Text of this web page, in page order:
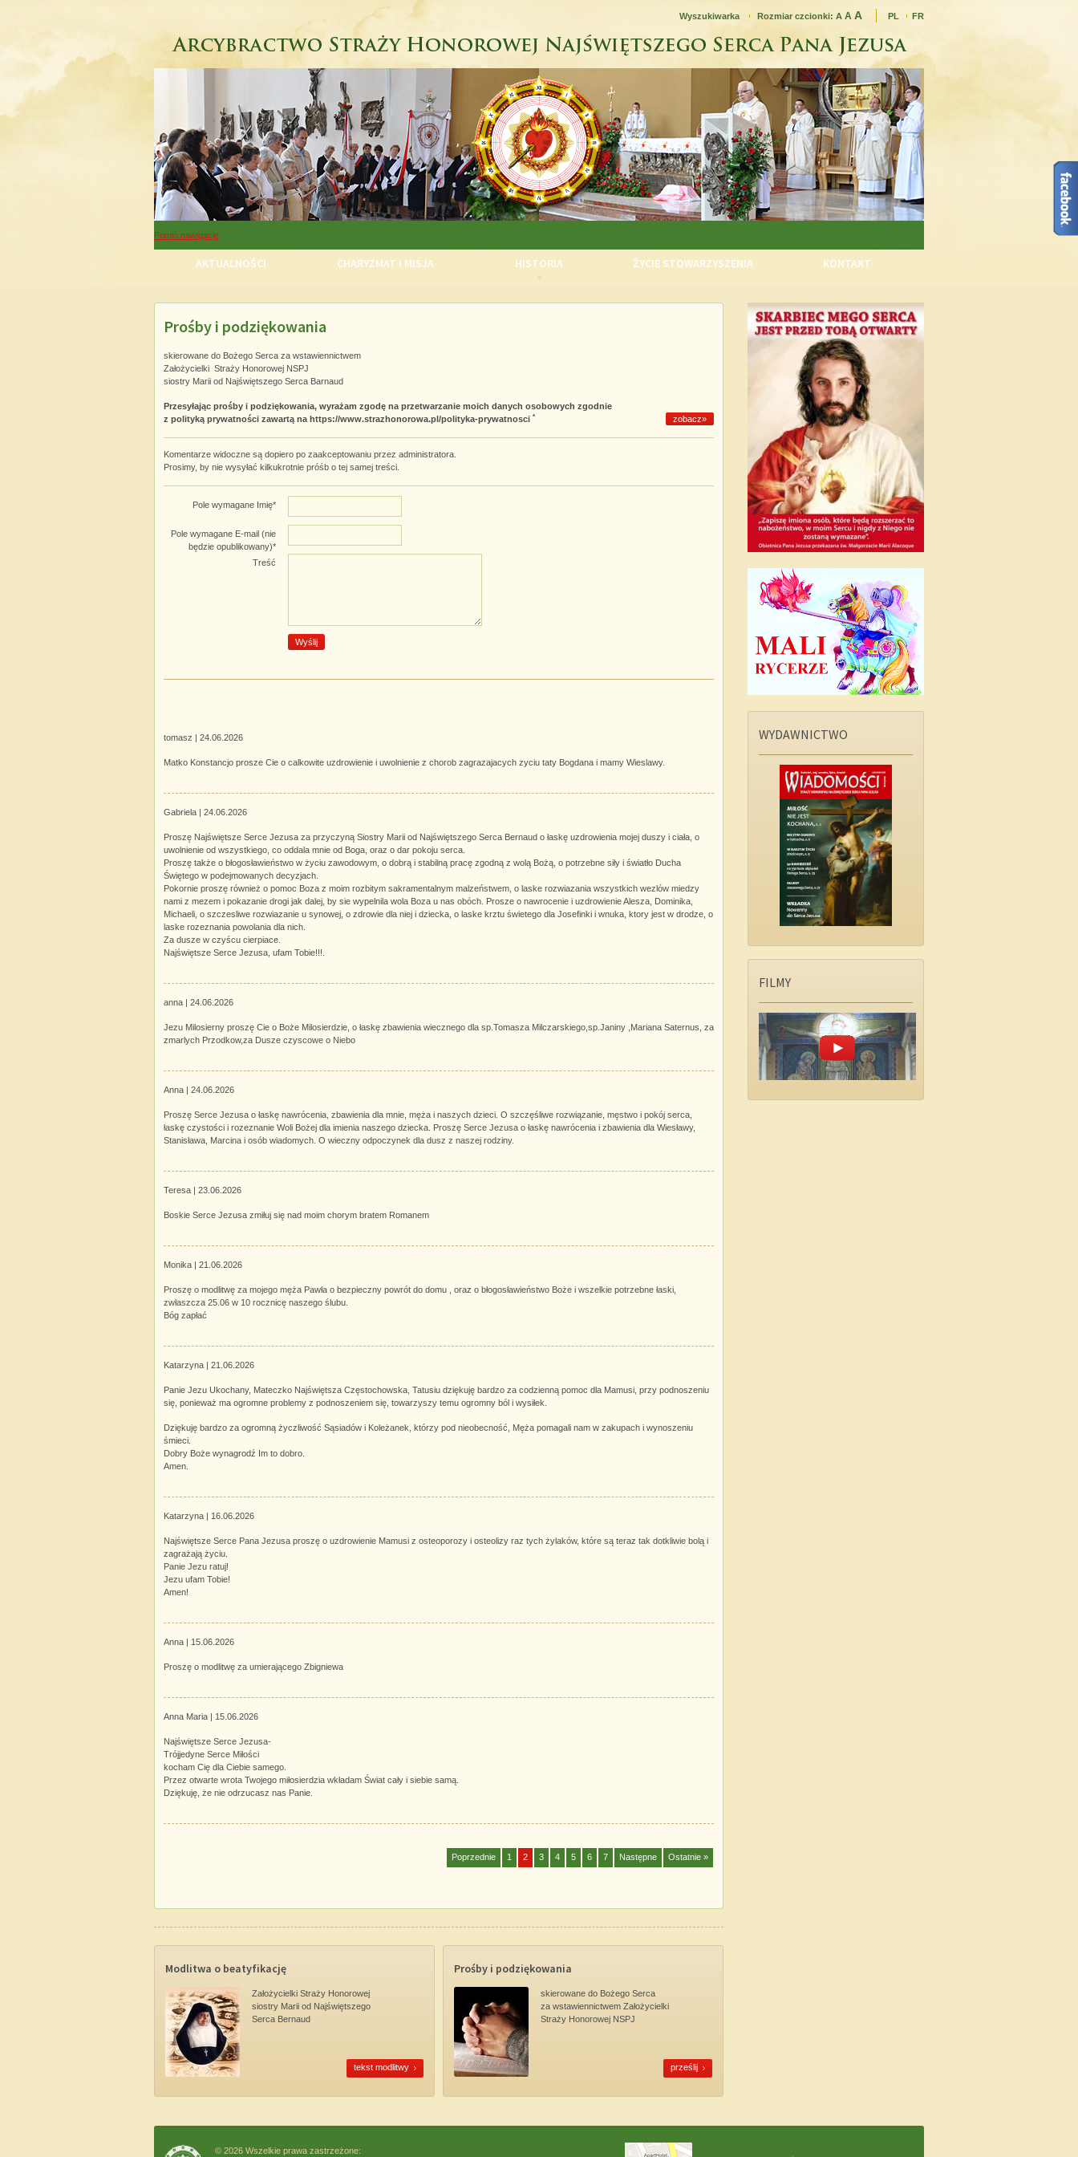
Wyszukiwarka Rozmiar czcionki: A A A PL FR
Pomiń nawigacje
AKTUALNOŚCI CHARYZMAT I MISJA HISTORIA ŻYCIE STOWARZYSZENIA KONTAKT
Pomiń nawigacje
Prośby i podziękowania
skierowane do Bożego Serca za wstawiennictwem
Założycielki Straży Honorowej NSPJ
siostry Marii od Najświętszego Serca Barnaud
Przesyłając prośby i podziękowania, wyrażam zgodę na przetwarzanie moich danych osobowych zgodnie
z polityką prywatności zawartą na https://www.strazhonorowa.pl/polityka-prywatnosci * zobacz»
Komentarze widoczne są dopiero po zaakceptowaniu przez administratora.
Prosimy, by nie wysyłać kilkukrotnie próśb o tej samej treści.
Pole wymagane Imię*
Pole wymagane E-mail (nie
będzie opublikowany)*
Treść
tomasz | 24.06.2026
Matko Konstancjo prosze Cie o calkowite uzdrowienie i uwolnienie z chorob zagrazajacych zyciu taty Bogdana i mamy Wieslawy.
Gabriela | 24.06.2026
Proszę Najświętsze Serce Jezusa za przyczyną Siostry Marii od Najświętszego Serca Bernaud o łaskę uzdrowienia mojej duszy i ciała, o
uwolnienie od wszystkiego, co oddala mnie od Boga, oraz o dar pokoju serca.
Proszę także o błogosławieństwo w życiu zawodowym, o dobrą i stabilną pracę zgodną z wolą Bożą, o potrzebne siły i światło Ducha
Świętego w podejmowanych decyzjach.
Pokornie proszę również o pomoc Boza z moim rozbitym sakramentalnym malzeństwem, o laske rozwiazania wszystkich wezlów miedzy
nami z mezem i pokazanie drogi jak dalej, by sie wypelnila wola Boza u nas obóch. Prosze o nawrocenie i uzdrowienie Alesza, Dominika,
Michaeli, o szczesliwe rozwiazanie u synowej, o zdrowie dla niej i dziecka, o laske krztu świetego dla Josefinki i wnuka, ktory jest w drodze, o
laske rozeznania powolania dla nich.
Za dusze w czyścu cierpiace.
Najświętsze Serce Jezusa, ufam Tobie!!!.
anna | 24.06.2026
Jezu Milosierny proszę Cie o Boże Milosierdzie, o łaskę zbawienia wiecznego dla sp.Tomasza Milczarskiego,sp.Janiny ,Mariana Saternus, za
zmarlych Przodkow,za Dusze czyscowe o Niebo
Anna | 24.06.2026
Proszę Serce Jezusa o łaskę nawrócenia, zbawienia dla mnie, męża i naszych dzieci. O szczęśliwe rozwiązanie, męstwo i pokój serca,
łaskę czystości i rozeznanie Woli Bożej dla imienia naszego dziecka. Proszę Serce Jezusa o łaskę nawrócenia i zbawienia dla Wiesławy,
Stanisława, Marcina i osób wiadomych. O wieczny odpoczynek dla dusz z naszej rodziny.
Teresa | 23.06.2026
Boskie Serce Jezusa zmiłuj się nad moim chorym bratem Romanem
Monika | 21.06.2026
Proszę o modlitwę za mojego męża Pawła o bezpieczny powrót do domu , oraz o błogosławieństwo Boże i wszelkie potrzebne łaski,
zwłaszcza 25.06 w 10 rocznicę naszego ślubu.
Bóg zapłać
Katarzyna | 21.06.2026
Panie Jezu Ukochany, Mateczko Najświętsza Częstochowska, Tatusiu dziękuję bardzo za codzienną pomoc dla Mamusi, przy podnoszeniu
się, ponieważ ma ogromne problemy z podnoszeniem się, towarzyszy temu ogromny ból i wysiłek.
Dziękuję bardzo za ogromną życzliwość Sąsiadów i Koleżanek, którzy pod nieobecność, Męża pomagali nam w zakupach i wynoszeniu
śmieci.
Dobry Boże wynagrodź Im to dobro.
Amen.
Katarzyna | 16.06.2026
Najświętsze Serce Pana Jezusa proszę o uzdrowienie Mamusi z osteoporozy i osteolizy raz tych żylaków, które są teraz tak dotkliwie bolą i
zagrażają życiu.
Panie Jezu ratuj!
Jezu ufam Tobie!
Amen!
Anna | 15.06.2026
Proszę o modlitwę za umierającego Zbigniewa
Anna Maria | 15.06.2026
Najświętsze Serce Jezusa-
Trójjedyne Serce Miłości
kocham Cię dla Ciebie samego.
Przez otwarte wrota Twojego miłosierdzia wkładam Świat cały i siebie samą.
Dziękuję, że nie odrzucasz nas Panie.
Poprzednie 1 2 3 4 5 6 7 Następne Ostatnie »
Modlitwa o beatyfikację
Założycielki Straży Honorowej
siostry Marii od Najświętszego
Serca Bernaud
tekst modlitwy
Prośby i podziękowania
skierowane do Bożego Serca
za wstawiennictwem Założycielki
Straży Honorowej NSPJ
prześlij
WYDAWNICTWO
FILMY
© 2026 Wszelkie prawa zastrzeżone: